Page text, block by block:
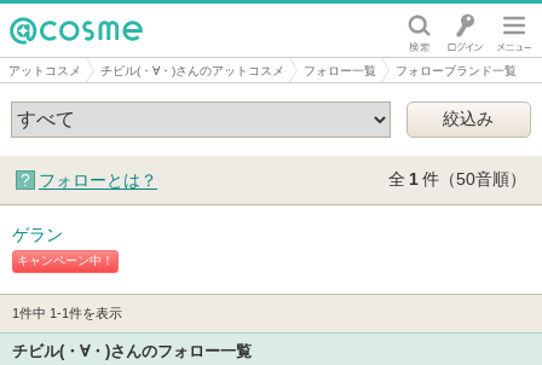
@cosme
アットコスメ チビル(・∀・)さんのアットコスメ フォロー一覧 フォローブランド一覧
フォローとは？ 全 1件（50音順）
キャンペーン中！
ゲラン
1件中 1-1件を表示
チビル(・∀・)さんのフォロー一覧